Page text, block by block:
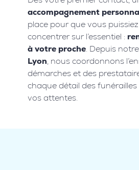
accompagnement
place pour que vous
concentrer sur l’essentiel :
à votre proche. Depuis
Lyon, nous coordonnons
démarches et des
chaque détail des
vos attentes.